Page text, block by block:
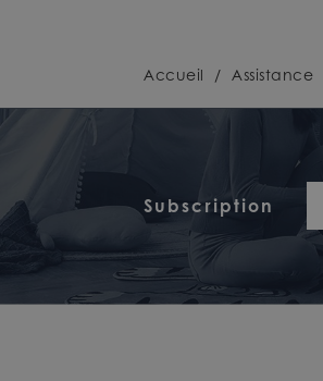
Accueil / Assistance
Subscription